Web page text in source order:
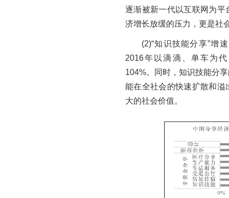
逐渐被新一代以互联网为
济增长放缓的压力，更是社
(2)“知识技能分享”增
2016年以滴滴、单车为
104%。同时，知识技能分
能在全社会的快速扩散和
大的社会价值。